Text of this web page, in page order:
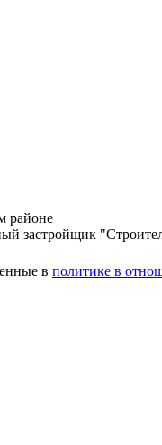
районе
застройщик
в политике в